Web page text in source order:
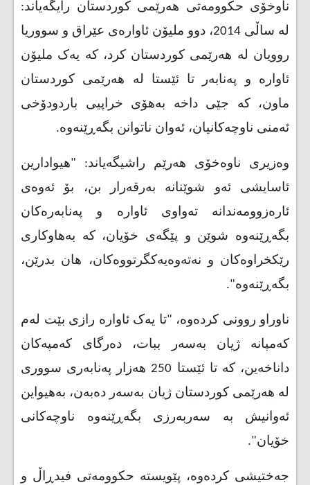
ناوخۆی حکوومه‌تی هه‌رێمی کوردستان رایگه‌یاند:
له‌ ساڵی 2014، دوو ملیۆن ئاواره‌ی عێراق و سووریا
روویان له‌ هه‌رێمی کوردستان کرد‌، که‌ یه‌ک ملیۆن
ئاواره‌ و په‌نابه‌ر تا ئێستا له‌ هەرێمی کوردستان
ماون، که‌ جێی داخه‌ به‌هۆی خراپیی باردودۆخی
ئه‌منی ناوچه‌کانیان، ئه‌وان ناتوانن بگه‌ڕێنه‌وه‌.
وه‌زیری ناوه‌خۆی هەرێم راشیگه‌یاند: "هیوادارین
ئاسایشی ئه‌و شوێنانه‌ به‌رقه‌رار بن، بۆ ئه‌وه‌ی
ئاره‌زوومه‌ندانه‌ ته‌واوی ئاواره‌ و په‌نابه‌ره‌کان
بگه‌ڕێنه‌وه‌ شوێن و پێگه‌ی خۆیان، که‌ به‌هاوکاری
رێکخراوه‌کان و نه‌ته‌وه‌یه‌کگرتووه‌کان، هان بدرێن،
بگه‌ڕێنه‌وه".
ناوراو روونی کرده‌وه‌، "تا یه‌ک ئاواره‌ رازی بێت له‌م
که‌مپانه‌ ژیان به‌سه‌ر ببات، ده‌رگای که‌مپه‌کان
داناخه‌ین، که‌ تا ئێستا‌ 250 هه‌زار په‌نابه‌ری سووری
له‌ هه‌رێمی کوردستان ژیان به‌سه‌ر ده‌به‌ن، به‌هیواین
ئه‌وانیش به‌ سه‌ربه‌رزی بگه‌ڕێنه‌وه‌ ناوچه‌کانی
خۆیان".
جه‌ختیشی کرده‌وه‌، پێویسته‌ حکوومه‌تی فیدڕاڵ و